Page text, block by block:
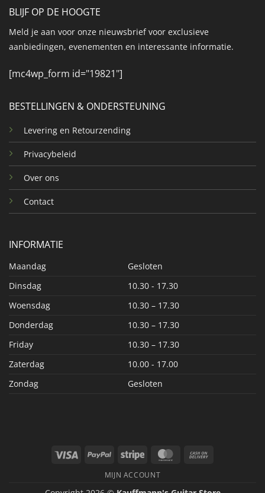
BESTELLINGEN & ONDERSTEUNING
Levering en Retourzending
Privacybeleid
Over ons
Contact
INFORMATIE
Maandag
Gesloten
Dinsdag
10.30 - 17.30
Woensdag
10.30 – 17.30
Donderdag
10.30 – 17.30
Friday
10.30 – 17.30
Zaterdag
10.00 - 17.00
Zondag
Gesloten
BLIJF OP DE HOOGTE
Meld je aan voor onze nieuwsbrief voor exclusieve
aanbiedingen, evenementen en interessante informatie.
[mc4wp_form id="19821"]
Visa PayPal Stripe MasterCard
MIJN ACCOUNT